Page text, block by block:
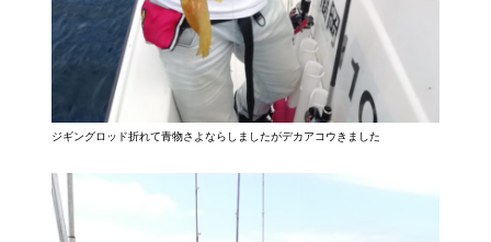
ジギングロッド折れて青物さよならしましたがデカアコウきました